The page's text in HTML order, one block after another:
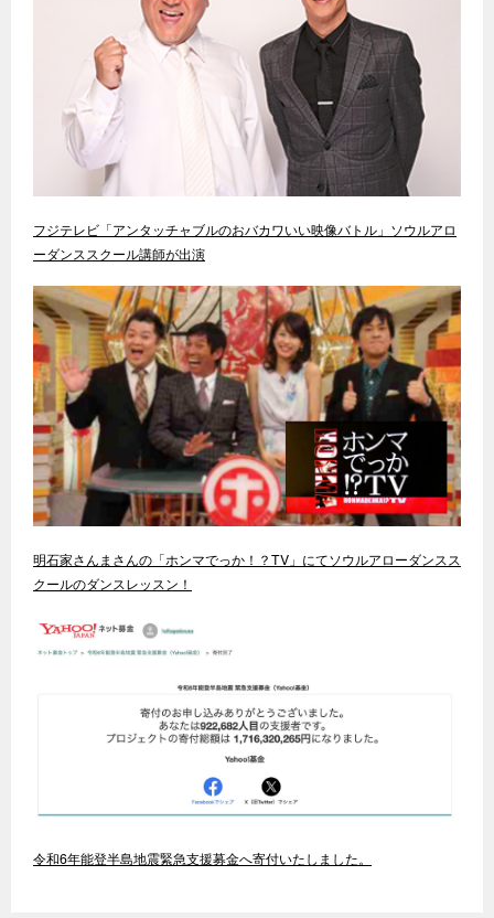
フジテレビ「アンタッチャブルのおバカワいい映像バトル」ソウルアロ
ーダンススクール講師が出演
明石家さんまさんの「ホンマでっか！？TV」にてソウルアローダンスス
クールのダンスレッスン！
令和6年能登半島地震緊急支援募金へ寄付いたしました。